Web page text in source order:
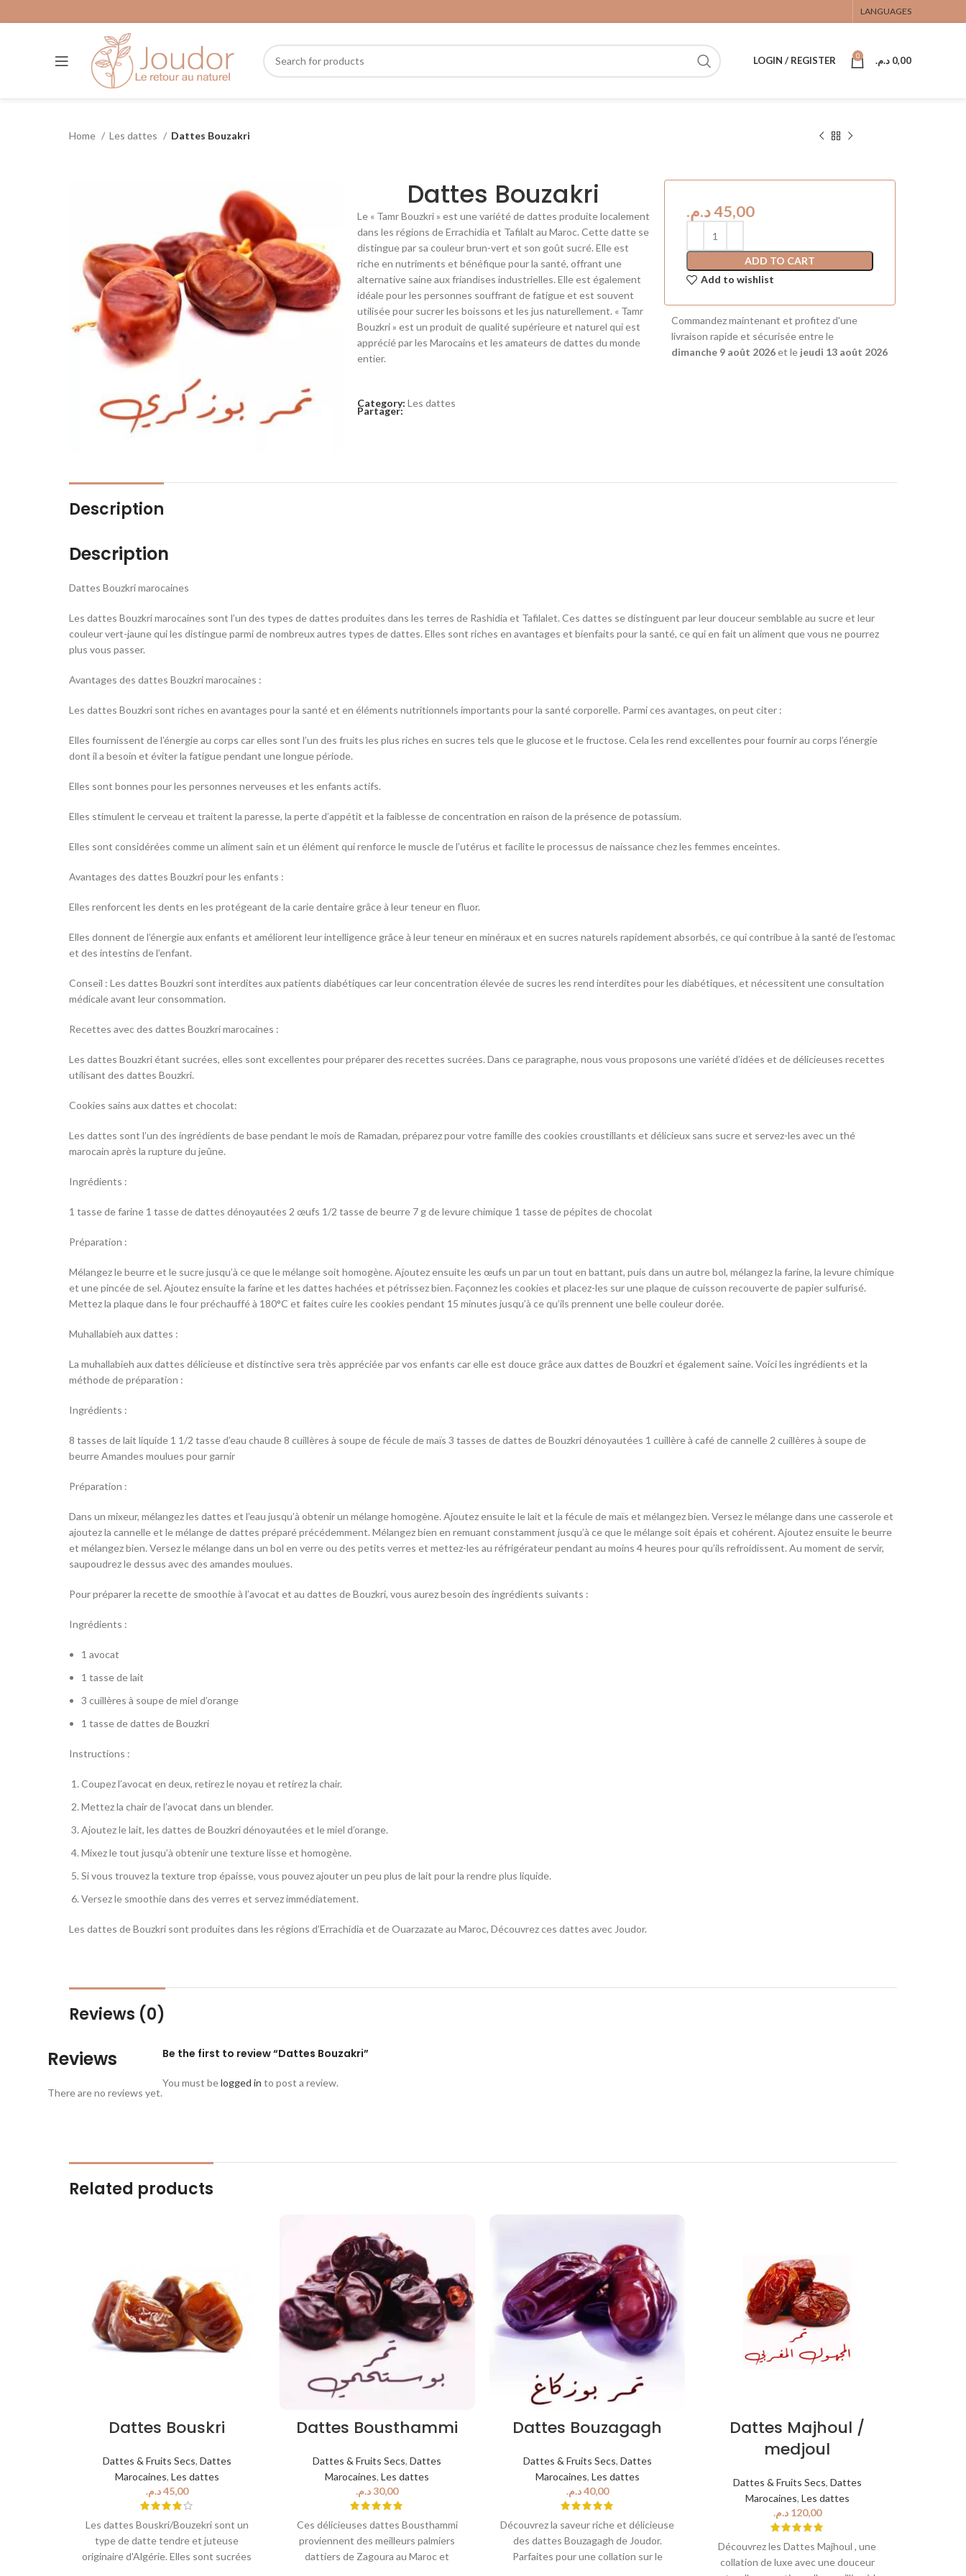
LANGUAGES
LOGIN / REGISTER 0 0,00 د.م.
Home Les dattes Dattes Bouzakri
Dattes Bouzakri
Le « Tamr Bouzkri » est une variété de dattes produite localement
dans les régions de Errachidia et Tafilalt au Maroc. Cette datte se
distingue par sa couleur brun-vert et son goût sucré. Elle est
riche en nutriments et bénéfique pour la santé, offrant une
alternative saine aux friandises industrielles. Elle est également
idéale pour les personnes souffrant de fatigue et est souvent
utilisée pour sucrer les boissons et les jus naturellement. « Tamr
Bouzkri » est un produit de qualité supérieure et naturel qui est
apprécié par les Marocains et les amateurs de dattes du monde
entier.
Category: Les dattes
Partager:
د.م.
ADD TO CART
Add to wishlist
Commandez maintenant et profitez d'une
livraison rapide et sécurisée entre le
dimanche 9 août 2026et le jeudi 13 août 2026
Description
Description
Dattes Bouzkri marocaines
Les dattes Bouzkri marocaines sont l’un des types de dattes produites dans les terres de Rashidia et Tafilalet. Ces dattes se distinguent par leur douceur semblable au sucre et leur
couleur vert-jaune qui les distingue parmi de nombreux autres types de dattes. Elles sont riches en avantages et bienfaits pour la santé, ce qui en fait un aliment que vous ne pourrez
plus vous passer.
Avantages des dattes Bouzkri marocaines :
Les dattes Bouzkri sont riches en avantages pour la santé et en éléments nutritionnels importants pour la santé corporelle. Parmi ces avantages, on peut citer :
Elles fournissent de l’énergie au corps car elles sont l’un des fruits les plus riches en sucres tels que le glucose et le fructose. Cela les rend excellentes pour fournir au corps l’énergie
dont il a besoin et éviter la fatigue pendant une longue période.
Elles sont bonnes pour les personnes nerveuses et les enfants actifs.
Elles stimulent le cerveau et traitent la paresse, la perte d’appétit et la faiblesse de concentration en raison de la présence de potassium.
Elles sont considérées comme un aliment sain et un élément qui renforce le muscle de l’utérus et facilite le processus de naissance chez les femmes enceintes.
Avantages des dattes Bouzkri pour les enfants :
Elles renforcent les dents en les protégeant de la carie dentaire grâce à leur teneur en fluor.
Elles donnent de l’énergie aux enfants et améliorent leur intelligence grâce à leur teneur en minéraux et en sucres naturels rapidement absorbés, ce qui contribue à la santé de l’estomac
et des intestins de l’enfant.
Conseil : Les dattes Bouzkri sont interdites aux patients diabétiques car leur concentration élevée de sucres les rend interdites pour les diabétiques, et nécessitent une consultation
médicale avant leur consommation.
Recettes avec des dattes Bouzkri marocaines :
Les dattes Bouzkri étant sucrées, elles sont excellentes pour préparer des recettes sucrées. Dans ce paragraphe, nous vous proposons une variété d’idées et de délicieuses recettes
utilisant des dattes Bouzkri.
Cookies sains aux dattes et chocolat:
Les dattes sont l’un des ingrédients de base pendant le mois de Ramadan, préparez pour votre famille des cookies croustillants et délicieux sans sucre et servez-les avec un thé
marocain après la rupture du jeûne.
Ingrédients :
1 tasse de farine 1 tasse de dattes dénoyautées 2 œufs 1/2 tasse de beurre 7 g de levure chimique 1 tasse de pépites de chocolat
Préparation :
Mélangez le beurre et le sucre jusqu’à ce que le mélange soit homogène. Ajoutez ensuite les œufs un par un tout en battant, puis dans un autre bol, mélangez la farine, la levure chimique
et une pincée de sel. Ajoutez ensuite la farine et les dattes hachées et pétrissez bien. Façonnez les cookies et placez-les sur une plaque de cuisson recouverte de papier sulfurisé.
Mettez la plaque dans le four préchauffé à 180°C et faites cuire les cookies pendant 15 minutes jusqu’à ce qu’ils prennent une belle couleur dorée.
Muhallabieh aux dattes :
La muhallabieh aux dattes délicieuse et distinctive sera très appréciée par vos enfants car elle est douce grâce aux dattes de Bouzkri et également saine. Voici les ingrédients et la
méthode de préparation :
Ingrédients :
8 tasses de lait liquide 1 1/2 tasse d’eau chaude 8 cuillères à soupe de fécule de maïs 3 tasses de dattes de Bouzkri dénoyautées 1 cuillère à café de cannelle 2 cuillères à soupe de
beurre Amandes moulues pour garnir
Préparation :
Dans un mixeur, mélangez les dattes et l’eau jusqu’à obtenir un mélange homogène. Ajoutez ensuite le lait et la fécule de maïs et mélangez bien. Versez le mélange dans une casserole et
ajoutez la cannelle et le mélange de dattes préparé précédemment. Mélangez bien en remuant constamment jusqu’à ce que le mélange soit épais et cohérent. Ajoutez ensuite le beurre
et mélangez bien. Versez le mélange dans un bol en verre ou des petits verres et mettez-les au réfrigérateur pendant au moins 4 heures pour qu’ils refroidissent. Au moment de servir,
saupoudrez le dessus avec des amandes moulues.
Pour préparer la recette de smoothie à l’avocat et au dattes de Bouzkri, vous aurez besoin des ingrédients suivants :
Ingrédients :
1 avocat
1 tasse de lait
3 cuillères à soupe de miel d’orange
1 tasse de dattes de Bouzkri
Instructions :
Coupez l’avocat en deux, retirez le noyau et retirez la chair.
Mettez la chair de l’avocat dans un blender.
Ajoutez le lait, les dattes de Bouzkri dénoyautées et le miel d’orange.
Mixez le tout jusqu’à obtenir une texture lisse et homogène.
Si vous trouvez la texture trop épaisse, vous pouvez ajouter un peu plus de lait pour la rendre plus liquide.
Versez le smoothie dans des verres et servez immédiatement.
Les dattes de Bouzkri sont produites dans les régions d’Errachidia et de Ouarzazate au Maroc, Découvrez ces dattes avec Joudor.
Reviews (0)
Reviews
There are no reviews yet.
Be the first to review “Dattes Bouzakri”
You must belogged in to post a review.
Related products
Dattes Bouskri
Dattes & Fruits Secs, Dattes
Marocaines, Les dattes
د.م.
Les dattes Bouskri/Bouzekri sont un
type de datte tendre et juteuse
originaire d'Algérie. Elles sont sucrées
Dattes Bousthammi
Dattes & Fruits Secs,Dattes
Marocaines,Les dattes
د.م.
Ces délicieuses dattes Bousthammi
proviennent des meilleurs palmiers
dattiers de Zagoura au Maroc et
Dattes Bouzagagh
Dattes & Fruits Secs, Dattes
Marocaines, Les dattes
د.م.
Découvrez la saveur riche et délicieuse
des dattes Bouzagagh de Joudor.
Parfaites pour une collation sur le
Dattes Majhoul /
medjoul
Dattes & Fruits Secs, Dattes
Marocaines, Les dattes
د.م.
Découvrez les Dattes Majhoul , une
collation de luxe avec une douceur